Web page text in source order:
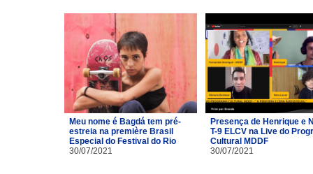
Meu nome é Bagdá tem pré-
estreia na première Brasil
Especial do Festival do Rio
30/07/2021
Presença de Henrique e
T-9 ELCV na Live do
Cultural MDDF
30/07/2021